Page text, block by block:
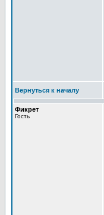
Вернуться к началу
Фикрет
Гость